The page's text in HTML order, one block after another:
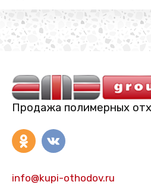
Продажа полимерных
info@kupi-othodov.ru